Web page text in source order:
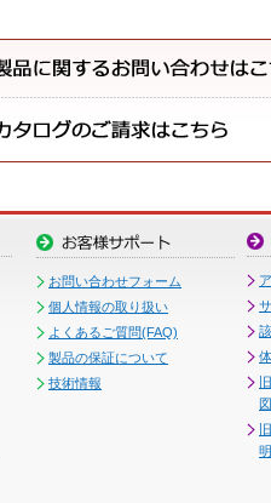
お問い合わせフォーム
個人情報の取り扱い
よくあるご質問(FAQ)
製品の保証について
技術情報